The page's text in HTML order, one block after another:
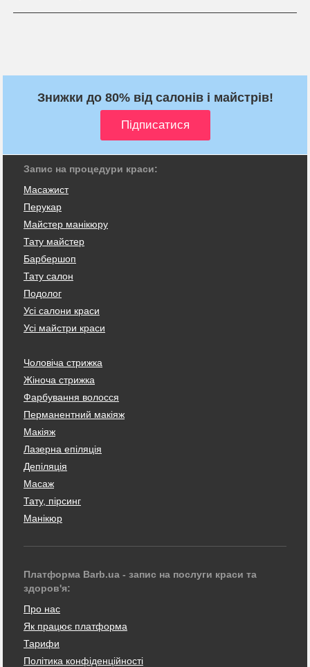
Знижки до 80% від салонів і майстрів!
Запис на процедури краси:
Масажист
Перукар
Майстер манікюру
Тату майстер
Барбершоп
Тату салон
Подолог
Усі салони краси
Усі майстри краси
Чоловіча стрижка
Жіноча стрижка
Фарбування волосся
Перманентний макіяж
Макіяж
Лазерна епіляція
Депіляція
Масаж
Тату, пірсинг
Манікюр
Платформа Barb.ua - запис на послуги краси та
здоров'я:
Про нас
Як працює платформа
Тарифи
Політика конфіденційності